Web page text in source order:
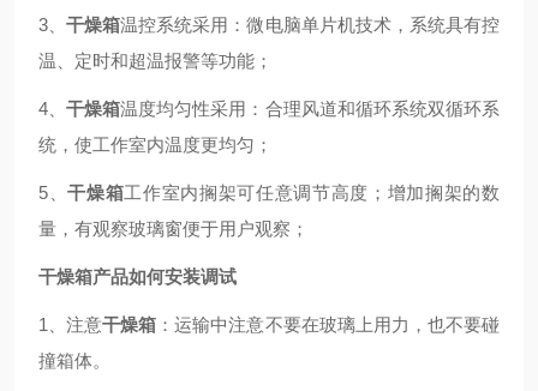
3、干燥箱温控系统采用：微电脑单片机技术，系统具有控
温、定时和超温报警等功能；
4、干燥箱温度均匀性采用：合理风道和循环系统双循环系
统，使工作室内温度更均匀；
5、干燥箱工作室内搁架可任意调节高度；增加搁架的数
量，有观察玻璃窗便于用户观察；
干燥箱产品如何安装调试
1、注意干燥箱 ：运输中注意不要在玻璃上用力，也不要碰
撞箱体。